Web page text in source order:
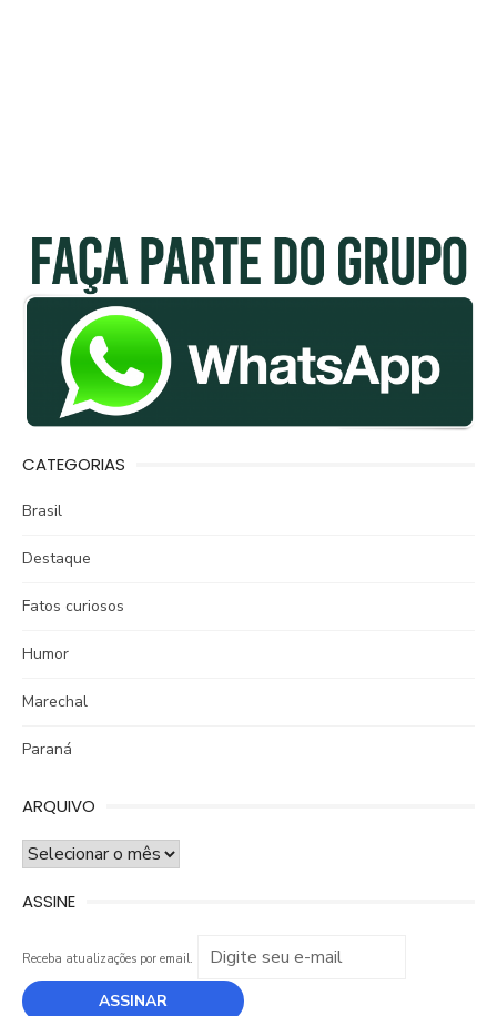
CATEGORIAS
Brasil
Destaque
Fatos curiosos
Humor
Marechal
Paraná
ARQUIVO
ARQUIVO
ASSINE
Receba atualizações por email.